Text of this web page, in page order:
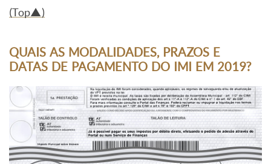
(Top▲)
QUAIS AS MODALIDADES, PRAZOS E
DATAS DE PAGAMENTO DO IMI EM 2019?